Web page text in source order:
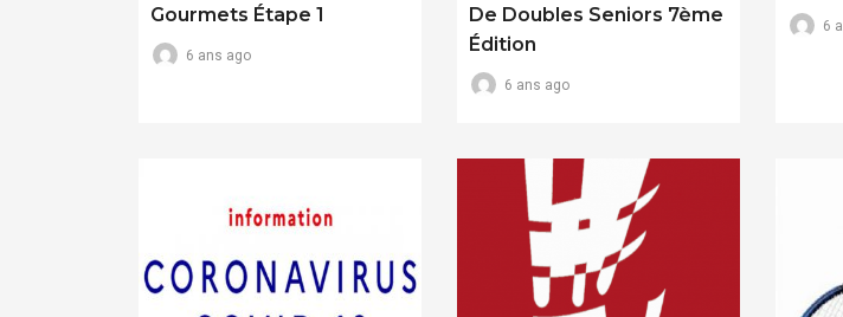
Gourmets Étape 1
6 ans ago
De Doubles Seniors 7ème
Édition
6 ans ago
6